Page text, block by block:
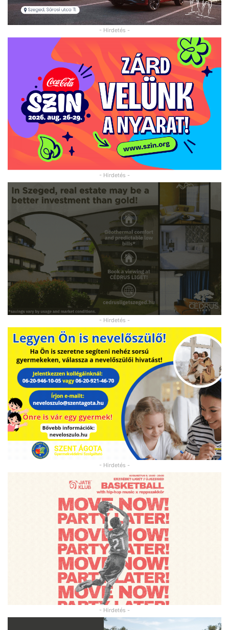
- Hirdetés -
- Hirdetés -
- Hirdetés -
- Hirdetés -
- Hirdetés -